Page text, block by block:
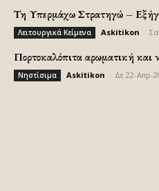
Τη Υπερμάχω Στρατηγώ –
Λειτουργικά Κείμενα Askitikon
Πορτοκαλόπιτα αρωματική και
Νηστίσιμα Askitikon Δε 22-Απρ-